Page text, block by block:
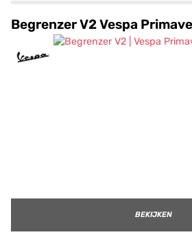
Begrenzer V2 Vespa
BEKIJKEN